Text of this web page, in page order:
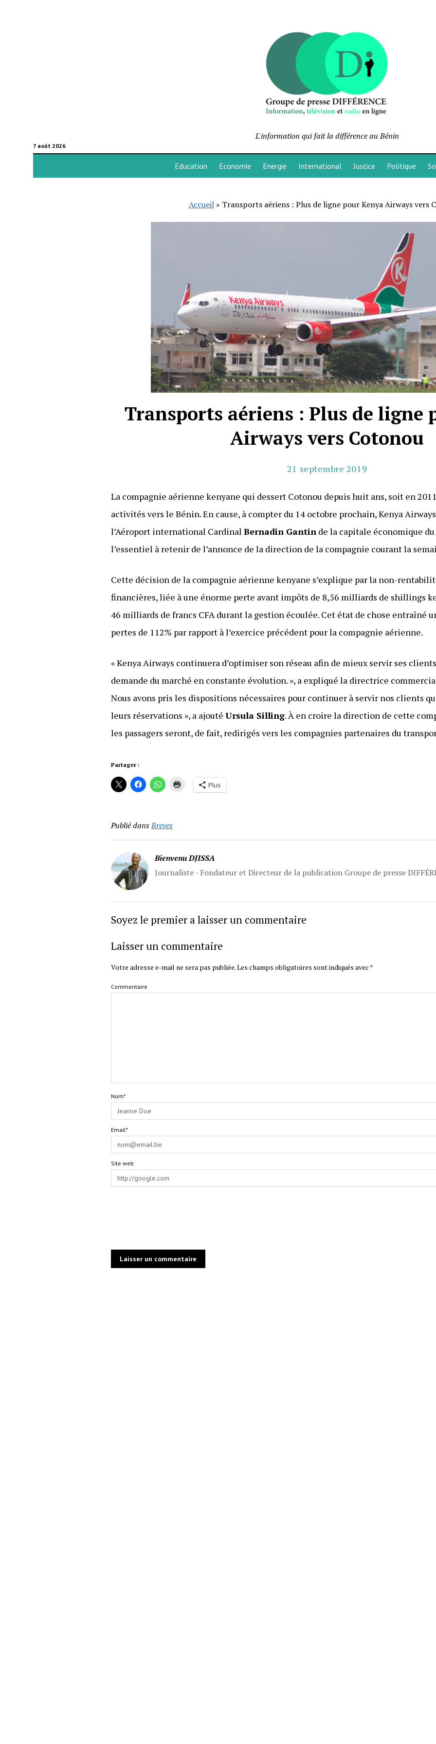
7 août 2026
L'information qui fait la différence au Bénin
Education Economie Energie International Justice Politique
Accueil» Transports aériens : Plus de ligne pour Kenya Airways vers
Transports aériens : Plus de ligne
Airways vers Cotonou
21 septembre 2019
La compagnie aérienne kenyane qui dessert Cotonou depuis huit ans, soit en
activités vers le Bénin. En cause, à compter du 14 octobre prochain, Kenya
l’Aéroport international CardinalBernadin Gantin de la capitale économique du
l’essentiel à retenir de l’annonce de la direction de la compagnie courant la
Cette décision de la compagnie aérienne kenyane s’explique par la non-
financières, liée à une énorme perte avant impôts de 8,56 milliards de shillings
46 milliards de francs CFA durant la gestion écoulée. Cet état de chose entraîné
pertes de 112% par rapport à l’exercice précédent pour la compagnie aérienne.
« Kenya Airways continuera d’optimiser son réseau afin de mieux servir ses
demande du marché en constante évolution. », a expliqué la directrice
Nous avons pris les dispositions nécessaires pour continuer à servir nos clients
leurs réservations », a ajoutéUrsula Silling. À en croire la direction de cette
les passagers seront, de fait, redirigés vers les compagnies partenaires du
Partager :
Plus
Publié dansBreves
Bienvenu DJISSA
Journaliste - Fondateur et Directeur de la publication Groupe de presse
Soyez le premier a laisser un commentaire
Laisser un commentaire
Votre adresse e-mail ne sera pas publiée.Les champs obligatoires sont indiqués avec *
Commentaire
Nom*
Email*
Site web